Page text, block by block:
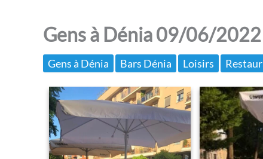
Gens à Dénia 09/06/2022
Gens à Dénia Bars Dénia Loisirs